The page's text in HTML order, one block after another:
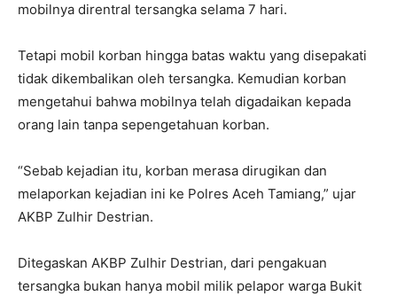
mobilnya direntral tersangka selama 7 hari.
Tetapi mobil korban hingga batas waktu yang disepakati
tidak dikembalikan oleh tersangka. Kemudian korban
mengetahui bahwa mobilnya telah digadaikan kepada
orang lain tanpa sepengetahuan korban.
“Sebab kejadian itu, korban merasa dirugikan dan
melaporkan kejadian ini ke Polres Aceh Tamiang,” ujar
AKBP Zulhir Destrian.
Ditegaskan AKBP Zulhir Destrian, dari pengakuan
tersangka bukan hanya mobil milik pelapor warga Bukit